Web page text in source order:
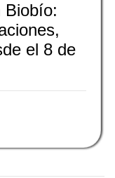
Biobío:
el 8 de